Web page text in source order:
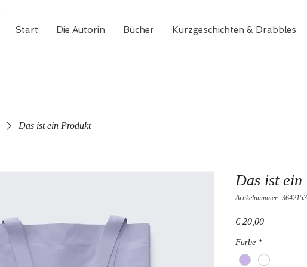
Start Die Autorin Bücher Kurzgeschichten & Drabbles
Das ist ein Produkt
Das ist ein
Artikelnummer:
€ 20,00Preis
Farbe *